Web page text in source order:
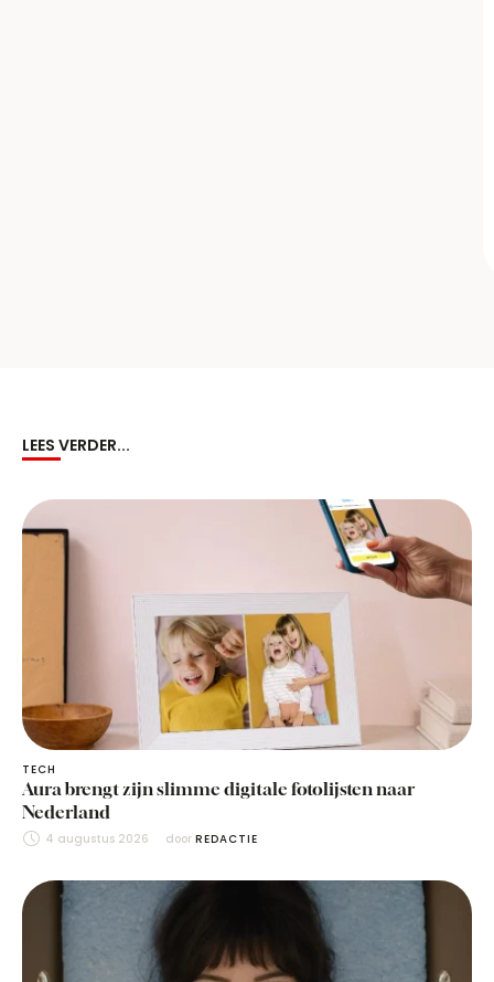
LEES VERDER...
TECH
Aura brengt zijn slimme digitale fotolijsten naar
Nederland
4 augustus 2026 door REDACTIE